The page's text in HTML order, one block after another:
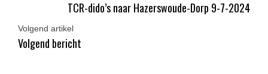
TCR-dido’s naar Hazerswoude-Dorp 9-7-2024
Volgend artikel
Volgend bericht